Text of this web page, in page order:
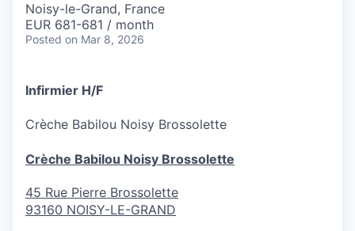
Noisy-le-Grand, France
EUR 681-681 / month
Posted on Mar 8, 2026
Infirmier H/F
Crèche Babilou Noisy Brossolette
Crèche Babilou Noisy Brossolette
45 Rue Pierre Brossolette
93160 NOISY-LE-GRAND